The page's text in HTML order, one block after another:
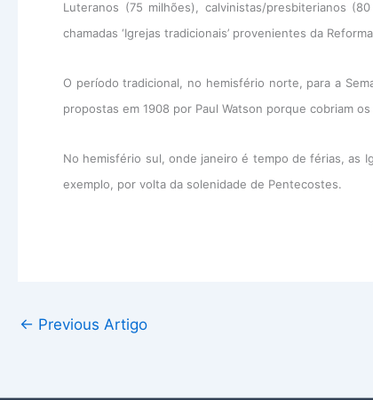
Luteranos (75 milhões), calvinistas/presbiterianos
chamadas ‘Igrejas tradicionais’ provenientes da
O período tradicional, no hemisfério norte, para a
propostas em 1908 por Paul Watson porque cobriam
No hemisfério sul, onde janeiro é tempo de férias, as
exemplo, por volta da solenidade de Pentecostes.
← Previous Artigo